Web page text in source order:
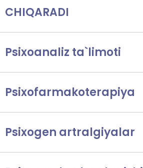
CHIQARADI
Psixoanaliz ta`limoti
Psixofarmakoterapiya
Psixogen artralgiyalar